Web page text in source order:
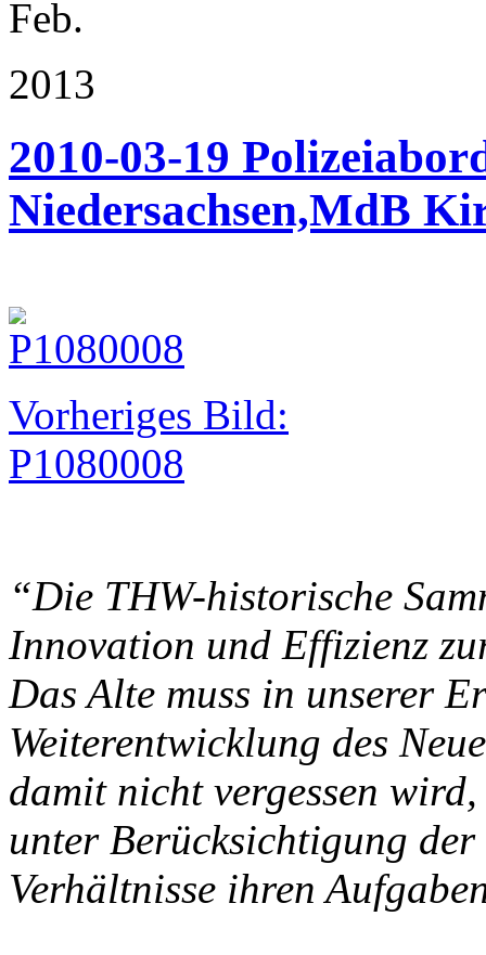
Feb.
2013
2010-03-19
Niedersachsen,MdB
Vorheriges Bild:
P1080008
“Die THW-historische
Innovation und Effizienz
Das Alte muss in unserer
Weiterentwicklung des
damit nicht vergessen
unter Berücksichtigung
Verhältnisse ihren